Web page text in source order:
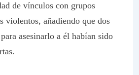
de vínculos con grupos
violentos, añadiendo que dos
asesinarlo a él habían sido